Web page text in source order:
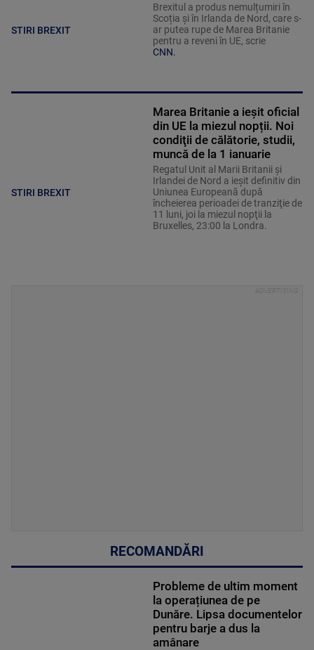
STIRI BREXIT
Brexitul a produs nemulțumiri în
Scoția și în Irlanda de Nord, care s-
ar putea rupe de Marea Britanie
pentru a reveni în UE, scrie
CNN.
STIRI BREXIT
Marea Britanie a ieșit oficial
din UE la miezul nopții. Noi
condiţii de călătorie, studii,
muncă de la 1 ianuarie
Regatul Unit al Marii Britanii şi
Irlandei de Nord a ieşit definitiv din
Uniunea Europeană după
încheierea perioadei de tranziţie de
11 luni, joi la miezul nopţii la
Bruxelles, 23:00 la Londra.
RECOMANDĂRI
Probleme de ultim moment
la operațiunea de pe
Dunăre. Lipsa documentelor
pentru barje a dus la
amânare